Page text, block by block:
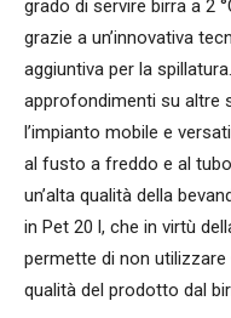
grado di servire birra a 2
grazie a un’innovativa
aggiuntiva per la
approfondimenti su altre
l’impianto mobile e
al fusto a freddo e al
un’alta qualità della
in Pet 20 l, che in virtù
permette di non
qualità del prodotto dal